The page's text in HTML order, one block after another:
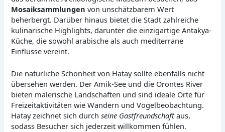
Mosaiksammlungen von unschätzbarem Wert
beherbergt. Darüber hinaus bietet die Stadt zahlreiche
kulinarische Highlights, darunter die einzigartige Antakya-
Küche, die sowohl arabische als auch mediterrane
Einflüsse vereint.
Die natürliche Schönheit von Hatay sollte ebenfalls nicht
übersehen werden. Der Amik-See und die Orontes River
bieten malerische Landschaften und sind ideale Orte für
Freizeitaktivitäten wie Wandern und Vogelbeobachtung.
Hatay zeichnet sich durchseine Gastfreundschaftaus,
sodass Besucher sich jederzeit willkommen fühlen.